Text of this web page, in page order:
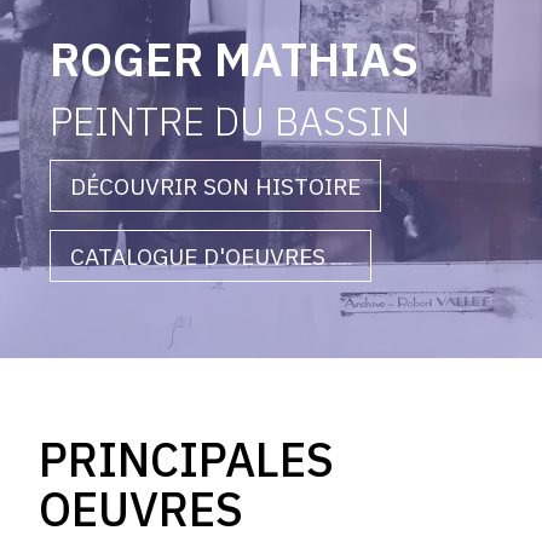
CONTACT
ROGER MATHIAS
PEINTRE DU BASSIN
DÉCOUVRIR SON HISTOIRE
CATALOGUE D'OEUVRESen cours
PRINCIPALES
OEUVRES